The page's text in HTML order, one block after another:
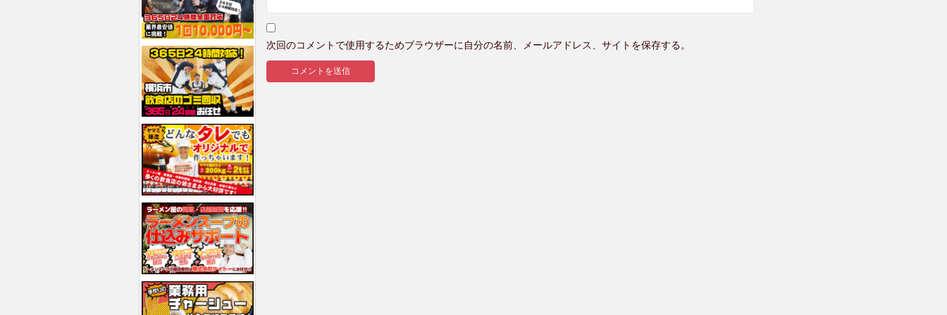
次回のコメントで使用するためブラウザーに自分の名前、メールアドレス、サイトを保存する。